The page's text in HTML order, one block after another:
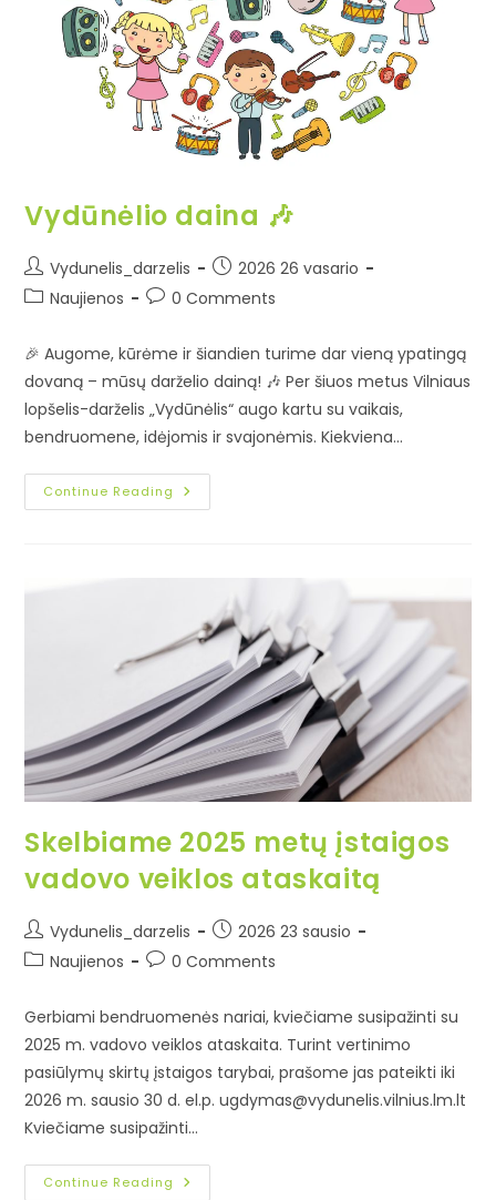
Vydūnėlio daina 🎶
Vydunelis_darzelis
2026 26 vasario
Naujienos
0 Comments
🎉 Augome, kūrėme ir šiandien turime dar vieną ypatingą
dovaną – mūsų darželio dainą! 🎶 Per šiuos metus Vilniaus
lopšelis-darželis „Vydūnėlis“ augo kartu su vaikais,
bendruomene, idėjomis ir svajonėmis. Kiekviena…
Continue Reading
Skelbiame 2025 metų įstaigos
vadovo veiklos ataskaitą
Vydunelis_darzelis
2026 23 sausio
Naujienos
0 Comments
Gerbiami bendruomenės nariai, kviečiame susipažinti su
2025 m. vadovo veiklos ataskaita. Turint vertinimo
pasiūlymų skirtų įstaigos tarybai, prašome jas pateikti iki
2026 m. sausio 30 d. el.p. ugdymas@vydunelis.vilnius.lm.lt
Kviečiame susipažinti…
Continue Reading